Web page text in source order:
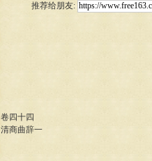
推荐给朋友:
卷四十四
清商曲辞一